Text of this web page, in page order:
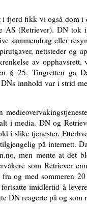
i fjord fikk vi også dom i
AS (Retriever). DN
sammendrag eller
nettsteder og
av
§ 25. Tingretten ga
innhold var i strid
i media. DN og
i slike tjenester.
på internett.
men mente at det
som Retriever
og med sommeren
fortsatte imidlertid å
DN reagerte på og som